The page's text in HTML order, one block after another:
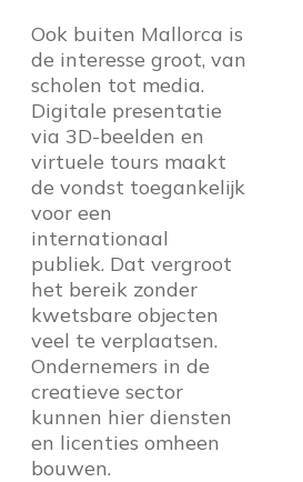
Ook buiten Mallorca is
de interesse groot, van
scholen tot media.
Digitale presentatie
via 3D-beelden en
virtuele tours maakt
de vondst toegankelijk
voor een
internationaal
publiek. Dat vergroot
het bereik zonder
kwetsbare objecten
veel te verplaatsen.
Ondernemers in de
creatieve sector
kunnen hier diensten
en licenties omheen
bouwen.